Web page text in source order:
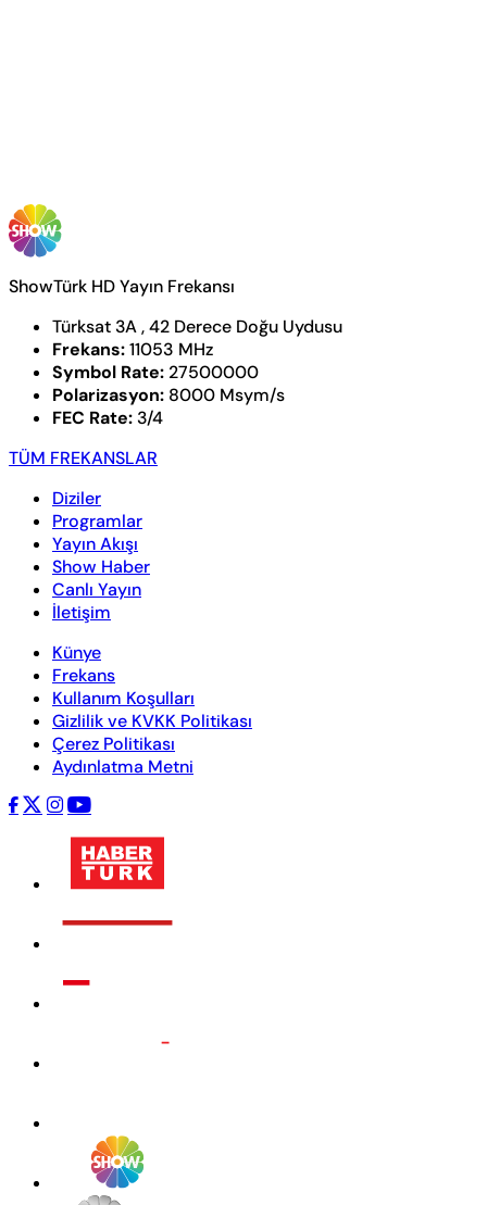
ShowTürk HD Yayın Frekansı
Türksat 3A , 42 Derece Doğu Uydusu
Frekans:11053 MHz
Symbol Rate: 27500000
Polarizasyon: 8000 Msym/s
FEC Rate: 3/4
TÜM FREKANSLAR
Diziler
Programlar
Yayın Akışı
Show Haber
Canlı Yayın
İletişim
Künye
Frekans
Kullanım Koşulları
Gizlilik ve KVKK Politikası
Çerez Politikası
Aydınlatma Metni